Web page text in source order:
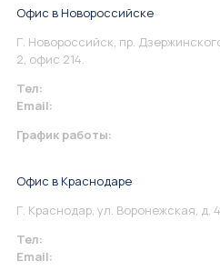
Офис в Новороссийске
Г. Новороссийск, пр.
2, офис 214.
Тел:
Email:
График работы:
Офис в Краснодаре
Г. Краснодар, ул. Воронежская, д.
Тел:
Email: